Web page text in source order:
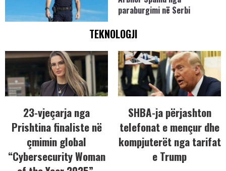
paraburgimi në Serbi
TEKNOLOGJI
23-vjeçarja nga
Prishtina finaliste në
çmimin global
“Cybersecurity Woman
SHBA-ja përjashton
telefonat e mençur dhe
kompjuterët nga tarifat
e Trump